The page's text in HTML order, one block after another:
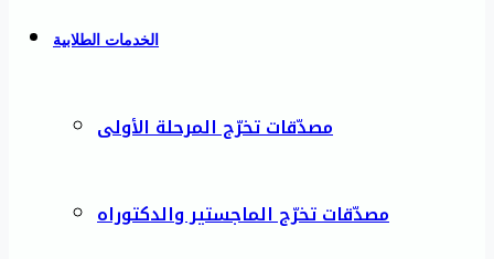
الخدمات الطلابية
مصدّقات تخرّج المرحلة الأولى
مصدّقات تخرّج الماجستير والدكتوراه